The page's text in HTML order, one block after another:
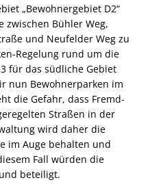
„Bewohnergebiet D2“
zwischen Bühler Weg,
und Neufelder Weg zu
Regelung rund um die
für das südliche Gebiet
nun Bewohnerparken im
die Gefahr, dass Fremd-
Straßen in der
wird daher die
im Auge behalten und
Fall würden die
beteiligt.